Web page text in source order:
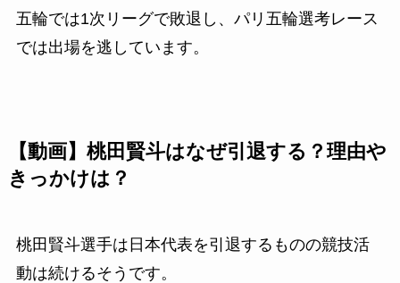
五輪では1次リーグで敗退し、パリ五輪選考レース
では出場を逃しています。
【動画】桃田賢斗はなぜ引退する？理由や
きっかけは？
桃田賢斗選手は日本代表を引退するものの競技活
動は続けるそうです。